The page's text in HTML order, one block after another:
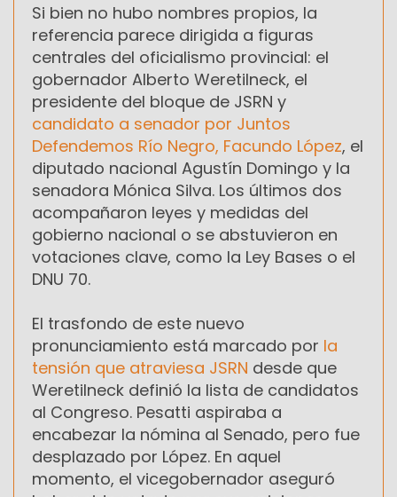
Si bien no hubo nombres propios, la
referencia parece dirigida a figuras
centrales del oficialismo provincial: el
gobernador Alberto Weretilneck, el
presidente del bloque de JSRN y
candidato a senador por Juntos
Defendemos Río Negro, Facundo López, el
diputado nacional Agustín Domingo y la
senadora Mónica Silva. Los últimos dos
acompañaron leyes y medidas del
gobierno nacional o se abstuvieron en
votaciones clave, como la Ley Bases o el
DNU 70.
El trasfondo de este nuevo
pronunciamiento está marcado por la
tensión que atraviesa JSRN desde que
Weretilneck definió la lista de candidatos
al Congreso. Pesatti aspiraba a
encabezar la nómina al Senado, pero fue
desplazado por López. En aquel
momento, el vicegobernador aseguró